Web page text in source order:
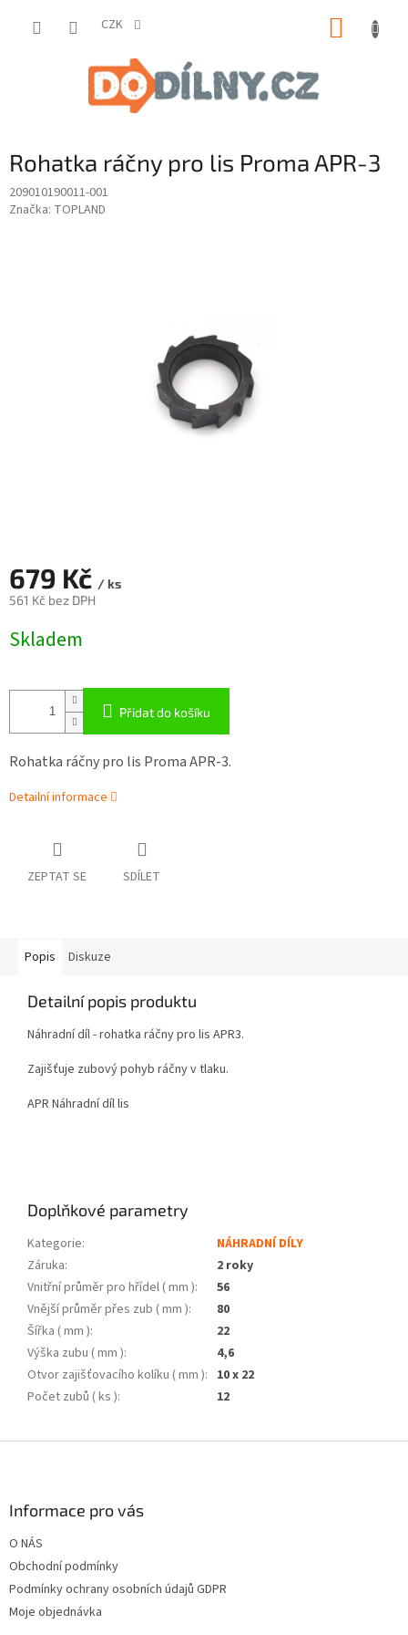
CZK
Rohatka ráčny pro lis Proma APR-3
209010190011-001
Značka: TOPLAND
679 Kč / ks
561 Kč bez DPH
cena:
Skladem
Přidat do košíku
Rohatka ráčny pro lis Proma APR-3.
Detailní informace
ZEPTAT SE SDÍLET
Popis Diskuze
Detailní popis produktu
Náhradní díl - rohatka ráčny pro lis APR3.
Zajišťuje zubový pohyb ráčny v tlaku.
APR Náhradní díl lis
Doplňkové parametry
Kategorie:
NÁHRADNÍ DÍLY
Záruka:
2 roky
Vnitřní průměr pro hřídel ( mm ):
56
Vnější průměr přes zub ( mm ):
80
Šířka ( mm ):
22
Výška zubu ( mm ):
4,6
Otvor zajišťovacího kolíku ( mm ): 10 x 22
Počet zubů ( ks ): 12
Informace pro vás
O NÁS
Obchodní podmínky
Podmínky ochrany osobních údajů GDPR
Moje objednávka